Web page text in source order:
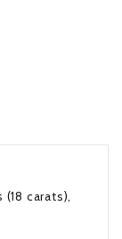
carats),